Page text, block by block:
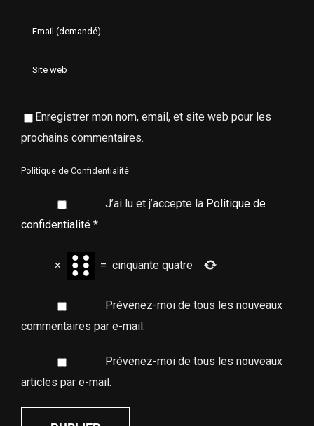
Enregistrer mon nom, email, et site web pour les
prochains commentaires.
Politique de Confidentialité
J’ai lu et j’accepte la Politique de
confidentialité *
× = cinquante quatre
Prévenez-moi de tous les nouveaux
commentaires par e-mail.
Prévenez-moi de tous les nouveaux
articles par e-mail.